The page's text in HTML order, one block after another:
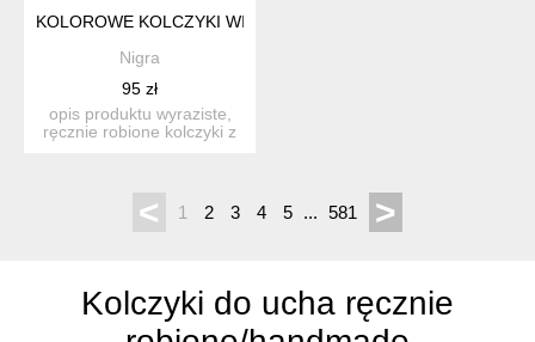
KOLOROWE KOLCZYKI WISZĄCE Z MOZAIKĄ
Nigra
95 zł
opis produktu wyraziste,
ręcznie robione kolczyki z
< 1 2 3 4 5 ... 581 >
Kolczyki do ucha ręcznie